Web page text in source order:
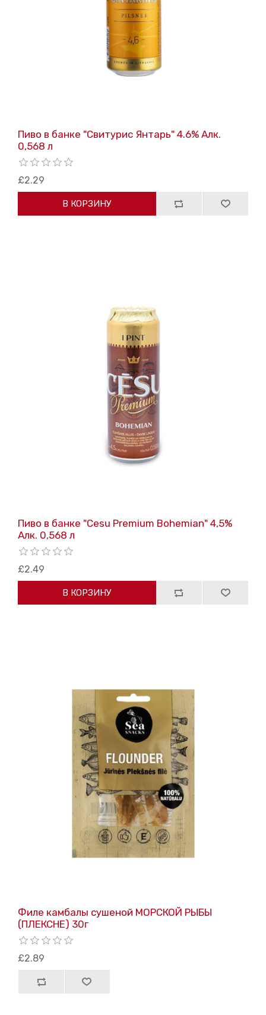
Пиво в банке "Свитурис Янтарь" 4.6% Алк.
0,568 л
£2.29
В КОРЗИНУ
Пиво в банке "Cesu Premium Bohemian" 4,5%
Алк. 0,568 л
£2.49
В КОРЗИНУ
Филе камбалы сушеной МОРСКОЙ РЫБЫ
(ПЛЕКСНЕ) 30г
£2.89